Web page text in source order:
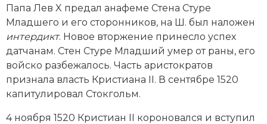
Папа Лев X предал анафеме Стена Стуре
Младшего и его сторонников, на Ш. был наложен
интердикт. Новое вторжение принесло успех
датчанам. Стен Стуре Младший умер от раны, его
вой­ско разбежалось. Часть аристократов
признала власть Кристиана II. В сентябре 1520
капитулировал Стокгольм.
4 ноября 1520 Кристиан II короновался и вступил